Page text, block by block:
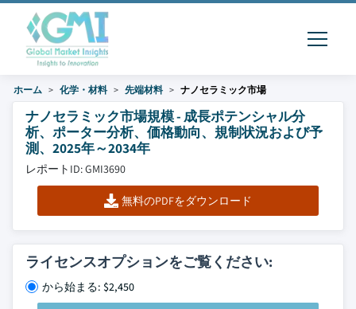
ホーム 化学・材料 先端材料 ナノセラミック市場
ナノセラミック市場規模 - 成長ポテンシャル分
析、ポーター分析、価格動向、規制状況および予
測、2025年～2034年
レポートID: GMI3690
無料のPDFをダウンロード
ライセンスオプションをご覧ください:
から始まる: $2,450